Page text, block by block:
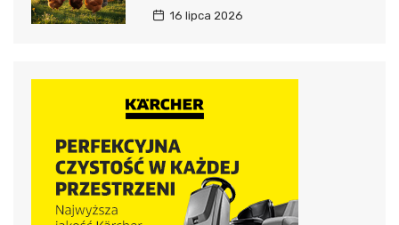
16 lipca 2026